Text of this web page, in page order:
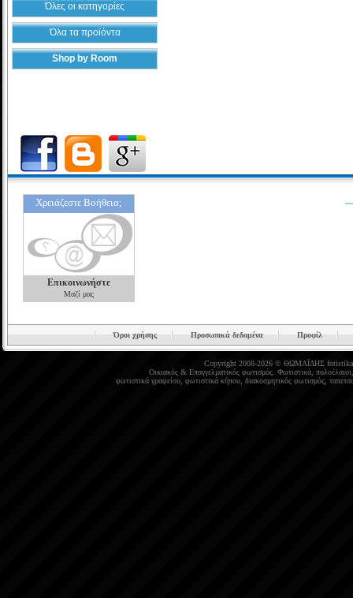
Όλες οι κατηγορίες
Όλα τα προϊόντα
Shop by Room
Χρειάζεστε Βοήθεια;
Επικοινωνήστε
Μαζί μας
Όροι χρήσης Προσωπικά δεδομένα Προφίλ
Copyright 2008-2026 © ΘΩΜΑΪΔΗΣ
Οικιακός& Επαγγελματικός φωτισμός. Φωτιστικά, πολυέλαιοι
φωτιστικά γραφείου, φωτιστικά κήπου, διακοσμητικός φωτισμός,